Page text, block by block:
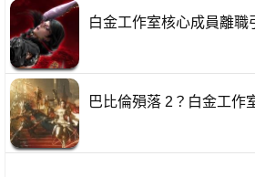
白金工作室核心成員離職
巴比倫殞落 2？白金工作